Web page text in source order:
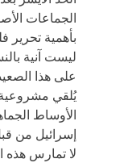
الجماعات
بأهمية تحرير
ليست آنية
على هذا
يُلقي
الأوساط
إسرائيل من
لا تمارس هذه